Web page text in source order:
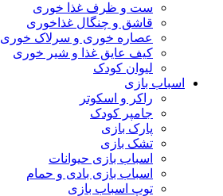
ست و ظرف غذا خوری
قاشق و چنگال غذاخوری
عصاره خوری و سرلاک خوری
کیف عایق غذا و شیر خوری
لیوان کودک
اسباب بازی
راکر و اسکوتر
جامپر کودک
پارک بازی
تشک بازی
اسباب بازی حیوانات
اسباب بازی بادی و حمام
توپ اسباب بازی